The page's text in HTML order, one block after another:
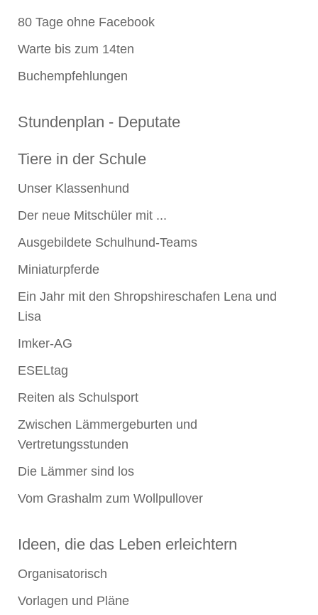
80 Tage ohne Facebook
Warte bis zum 14ten
Buchempfehlungen
Stundenplan - Deputate
Tiere in der Schule
Unser Klassenhund
Der neue Mitschüler mit ...
Ausgebildete Schulhund-Teams
Miniaturpferde
Ein Jahr mit den Shropshireschafen Lena und
Lisa
Imker-AG
ESELtag
Reiten als Schulsport
Zwischen Lämmergeburten und
Vertretungsstunden
Die Lämmer sind los
Vom Grashalm zum Wollpullover
Ideen, die das Leben erleichtern
Organisatorisch
Vorlagen und Pläne